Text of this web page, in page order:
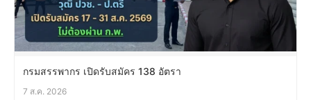
กรมสรรพากร เปิดรับสมัคร 138 อัตรา
7 ส.ค. 2026